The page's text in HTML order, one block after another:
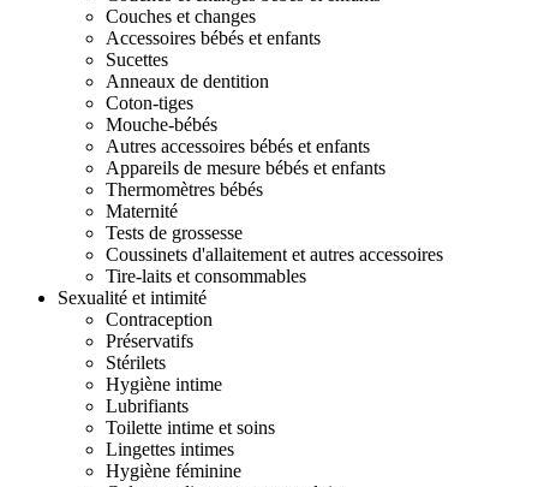
Couches et changes
Accessoires bébés et enfants
Sucettes
Anneaux de dentition
Coton-tiges
Mouche-bébés
Autres accessoires bébés et enfants
Appareils de mesure bébés et enfants
Thermomètres bébés
Maternité
Tests de grossesse
Coussinets d'allaitement et autres accessoires
Tire-laits et consommables
Sexualité et intimité
Contraception
Préservatifs
Stérilets
Hygiène intime
Lubrifiants
Toilette intime et soins
Lingettes intimes
Hygiène féminine